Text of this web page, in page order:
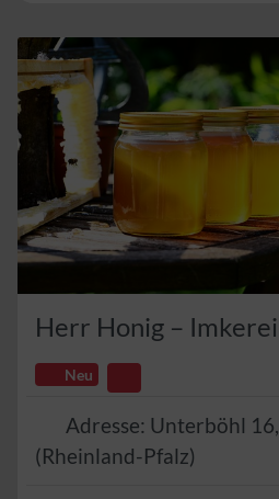
Herr Honig – Imkerei
Neu
Adresse: Unterböhl 16,
(Rheinland-Pfalz)